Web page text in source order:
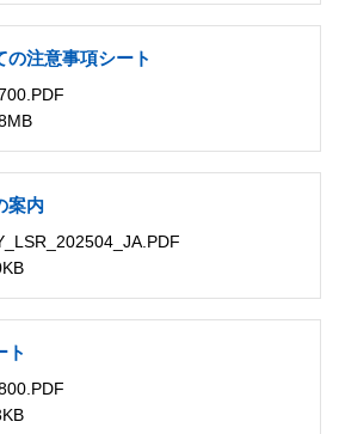
の注意事項シート
案内
ト